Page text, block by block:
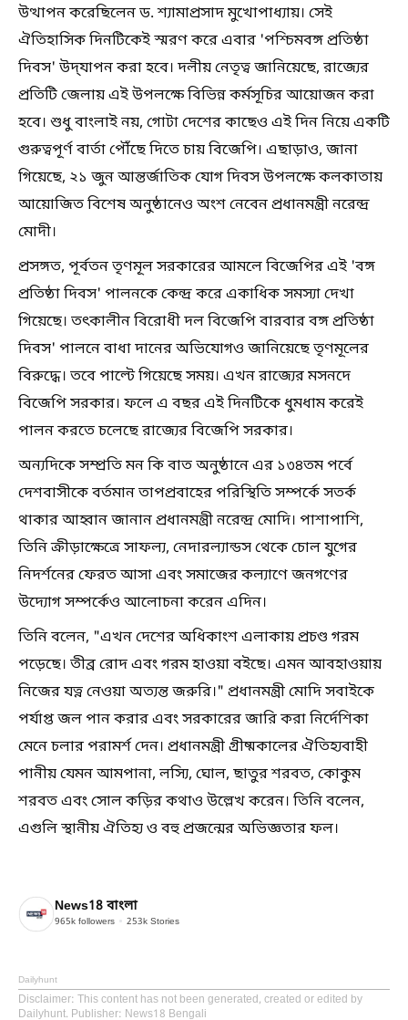
উত্থাপন করেছিলেন ড. শ্যামাপ্রসাদ মুখোপাধ্যায়। সেই
ঐতিহাসিক দিনটিকেই স্মরণ করে এবার 'পশ্চিমবঙ্গ প্রতিষ্ঠা
দিবস' উদ্‌যাপন করা হবে। দলীয় নেতৃত্ব জানিয়েছে, রাজ্যের
প্রতিটি জেলায় এই উপলক্ষে বিভিন্ন কর্মসূচির আয়োজন করা
হবে। শুধু বাংলাই নয়, গোটা দেশের কাছেও এই দিন নিয়ে একটি
গুরুত্বপূর্ণ বার্তা পৌঁছে দিতে চায় বিজেপি। এছাড়াও, জানা
গিয়েছে, ২১ জুন আন্তর্জাতিক যোগ দিবস উপলক্ষে কলকাতায়
আয়োজিত বিশেষ অনুষ্ঠানেও অংশ নেবেন প্রধানমন্ত্রী নরেন্দ্র
মোদী।
প্রসঙ্গত, পূর্বতন তৃণমূল সরকারের আমলে বিজেপির এই 'বঙ্গ
প্রতিষ্ঠা দিবস' পালনকে কেন্দ্র করে একাধিক সমস্যা দেখা
গিয়েছে। তৎকালীন বিরোধী দল বিজেপি বারবার বঙ্গ প্রতিষ্ঠা
দিবস' পালনে বাধা দানের অভিযোগও জানিয়েছে তৃণমূলের
বিরুদ্ধে। তবে পাল্টে গিয়েছে সময়। এখন রাজ্যের মসনদে
বিজেপি সরকার। ফলে এ বছর এই দিনটিকে ধুমধাম করেই
পালন করতে চলেছে রাজ্যের বিজেপি সরকার।
অন্যদিকে সম্প্রতি মন কি বাত অনুষ্ঠানে এর ১৩৪তম পর্বে
দেশবাসীকে বর্তমান তাপপ্রবাহের পরিস্থিতি সম্পর্কে সতর্ক
থাকার আহ্বান জানান প্রধানমন্ত্রী নরেন্দ্র মোদি। পাশাপাশি,
তিনি ক্রীড়াক্ষেত্রে সাফল্য, নেদারল্যান্ডস থেকে চোল যুগের
নিদর্শনের ফেরত আসা এবং সমাজের কল্যাণে জনগণের
উদ্যোগ সম্পর্কেও আলোচনা করেন এদিন।
তিনি বলেন, "এখন দেশের অধিকাংশ এলাকায় প্রচণ্ড গরম
পড়েছে। তীব্র রোদ এবং গরম হাওয়া বইছে। এমন আবহাওয়ায়
নিজের যত্ন নেওয়া অত্যন্ত জরুরি।" প্রধানমন্ত্রী মোদি সবাইকে
পর্যাপ্ত জল পান করার এবং সরকারের জারি করা নির্দেশিকা
মেনে চলার পরামর্শ দেন। প্রধানমন্ত্রী গ্রীষ্মকালের ঐতিহ্যবাহী
পানীয় যেমন আমপানা, লস্যি, ঘোল, ছাতুর শরবত, কোকুম
শরবত এবং সোল কড়ির কথাও উল্লেখ করেন। তিনি বলেন,
এগুলি স্থানীয় ঐতিহ্য ও বহু প্রজন্মের অভিজ্ঞতার ফল।
News18 বাংলা
965k followers 253k Stories
Dailyhunt
Disclaimer: This content has not been generated, created or edited by
Dailyhunt. Publisher: News18 Bengali